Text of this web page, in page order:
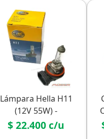
Lámpara Hella H11
(12V 55W) -
Reemplazo Original
$ 22.400 c/u